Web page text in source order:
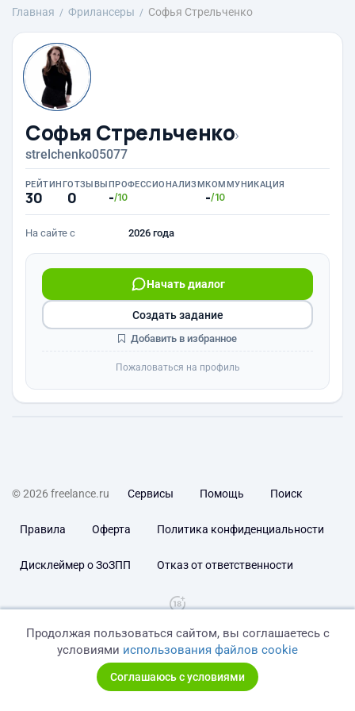
Главная Фрилансеры Софья Стрельченко
Софья Стрельченко›
strelchenko05077
РЕЙТИНГ
30
ОТЗЫВЫ
0
ПРОФЕССИОНАЛИЗМ
-/10
КОММУНИКАЦИЯ
-/10
На сайте с 2026 года
Начать диалог
Создать задание
Добавить в избранное
Пожаловаться на профиль
© 2026 freelance.ru Сервисы Помощь Поиск
Правила Оферта Политика конфиденциальности
Дисклеймер о ЗоЗПП Отказ от ответственности
Продолжая пользоваться сайтом, вы соглашаетесь с
условиями использования файлов cookie
Соглашаюсь с условиями